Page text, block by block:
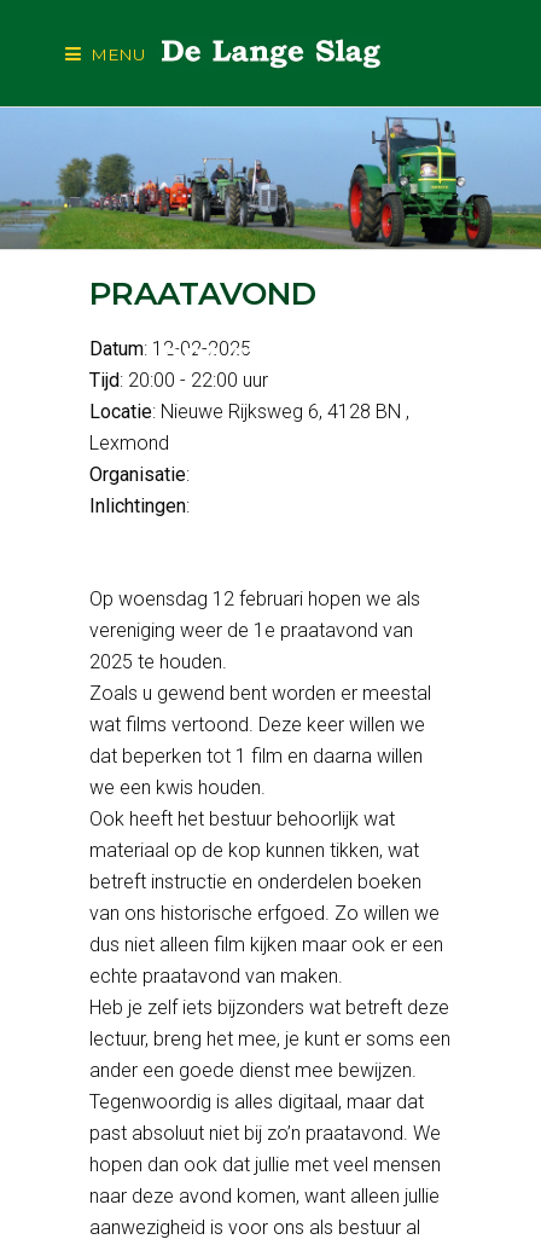
MENU
PRAATAVOND
PRAATAVOND
Datum: 12-02-2025
Tijd: 20:00 - 22:00 uur
Locatie: Nieuwe Rijksweg 6, 4128 BN ,
Lexmond
Organisatie:
Inlichtingen:
Op woensdag 12 februari hopen we als
vereniging weer de 1e praatavond van
2025 te houden.
Zoals u gewend bent worden er meestal
wat films vertoond. Deze keer willen we
dat beperken tot 1 film en daarna willen
we een kwis houden.
Ook heeft het bestuur behoorlijk wat
materiaal op de kop kunnen tikken, wat
betreft instructie en onderdelen boeken
van ons historische erfgoed. Zo willen we
dus niet alleen film kijken maar ook er een
echte praatavond van maken.
Heb je zelf iets bijzonders wat betreft deze
lectuur, breng het mee, je kunt er soms een
ander een goede dienst mee bewijzen.
Tegenwoordig is alles digitaal, maar dat
past absoluut niet bij zo’n praatavond. We
hopen dan ook dat jullie met veel mensen
naar deze avond komen, want alleen jullie
aanwezigheid is voor ons als bestuur al